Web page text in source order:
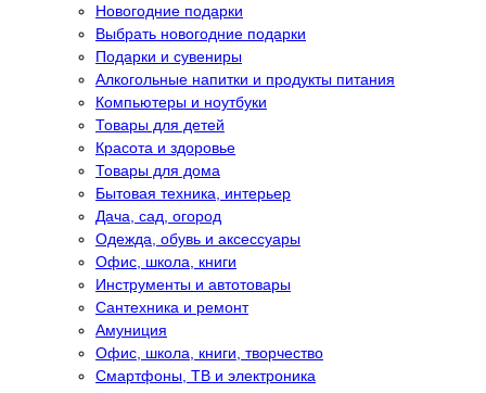
Новогодние подарки
Выбрать новогодние подарки
Подарки и сувениры
Алкогольные напитки и продукты питания
Компьютеры и ноутбуки
Товары для детей
Красота и здоровье
Товары для дома
Бытовая техника, интерьер
Дача, сад, огород
Одежда, обувь и аксессуары
Офис, школа, книги
Инструменты и автотовары
Сантехника и ремонт
Амуниция
Офис, школа, книги, творчество
Смартфоны, ТВ и электроника